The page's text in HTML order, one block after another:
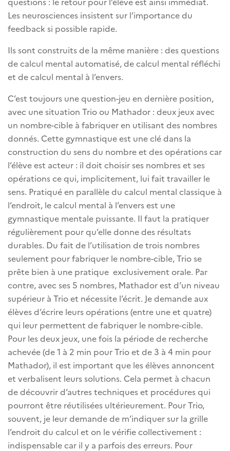
Les neurosciences insistent sur l’importance du
feedback si possible rapide.
Ils sont construits de la même manière : des questions
de calcul mental automatisé, de calcul mental réfléchi
et de calcul mental à l’envers.
C’est toujours une question-jeu en dernière position,
avec une situation Trio ou Mathador : deux jeux avec
un nombre-cible à fabriquer en utilisant des nombres
donnés. Cette gymnastique est une clé dans la
construction du sens du nombre et des opérations car
l’élève est acteur : il doit choisir ses nombres et ses
opérations ce qui, implicitement, lui fait travailler le
sens. Pratiqué en parallèle du calcul mental classique à
l’endroit, le calcul mental à l’envers est une
gymnastique mentale puissante. Il faut la pratiquer
régulièrement pour qu’elle donne des résultats
durables. Du fait de l’utilisation de trois nombres
seulement pour fabriquer le nombre-cible, Trio se
prête bien à une pratique exclusivement orale. Par
contre, avec ses 5 nombres, Mathador est d’un niveau
supérieur à Trio et nécessite l’écrit. Je demande aux
élèves d’écrire leurs opérations (entre une et quatre)
qui leur permettent de fabriquer le nombre-cible.
Pour les deux jeux, une fois la période de recherche
achevée (de 1 à 2 min pour Trio et de 3 à 4 min pour
Mathador), il est important que les élèves annoncent
et verbalisent leurs solutions. Cela permet à chacun
de découvrir d’autres techniques et procédures qui
pourront être réutilisées ultérieurement. Pour Trio,
souvent, je leur demande de m’indiquer sur la grille
l’endroit du calcul et on le vérifie collectivement :
indispensable car il y a parfois des erreurs. Pour